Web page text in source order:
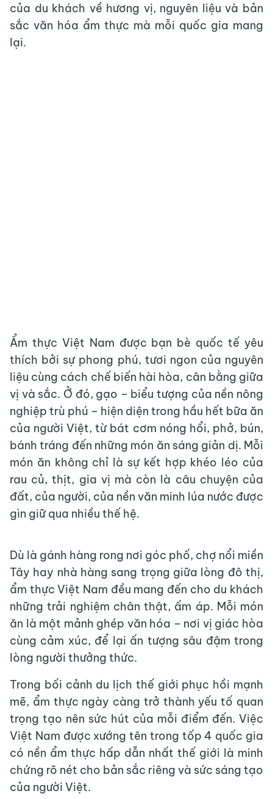
của du khách về hương vị, nguyên liệu và bản
sắc văn hóa ẩm thực mà mỗi quốc gia mang
lại.
Ẩm thực Việt Nam được bạn bè quốc tế yêu
thích bởi sự phong phú, tươi ngon của nguyên
liệu cùng cách chế biến hài hòa, cân bằng giữa
vị và sắc. Ở đó, gạo – biểu tượng của nền nông
nghiệp trù phú – hiện diện trong hầu hết bữa ăn
của người Việt, từ bát cơm nóng hổi, phở, bún,
bánh tráng đến những món ăn sáng giản dị. Mỗi
món ăn không chỉ là sự kết hợp khéo léo của
rau củ, thịt, gia vị mà còn là câu chuyện của
đất, của người, của nền văn minh lúa nước được
gìn giữ qua nhiều thế hệ.
Dù là gánh hàng rong nơi góc phố, chợ nổi miền
Tây hay nhà hàng sang trọng giữa lòng đô thị,
ẩm thực Việt Nam đều mang đến cho du khách
những trải nghiệm chân thật, ấm áp. Mỗi món
ăn là một mảnh ghép văn hóa – nơi vị giác hòa
cùng cảm xúc, để lại ấn tượng sâu đậm trong
lòng người thưởng thức.
Trong bối cảnh du lịch thế giới phục hồi mạnh
mẽ, ẩm thực ngày càng trở thành yếu tố quan
trọng tạo nên sức hút của mỗi điểm đến. Việc
Việt Nam được xướng tên trong tốp 4 quốc gia
có nền ẩm thực hấp dẫn nhất thế giới là minh
chứng rõ nét cho bản sắc riêng và sức sáng tạo
của người Việt.